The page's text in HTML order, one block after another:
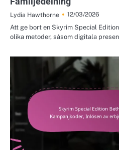
Lydia Hawthorne
12/03/2026
Att ge bort en Skyrim Special
olika metoder, såsom digitala